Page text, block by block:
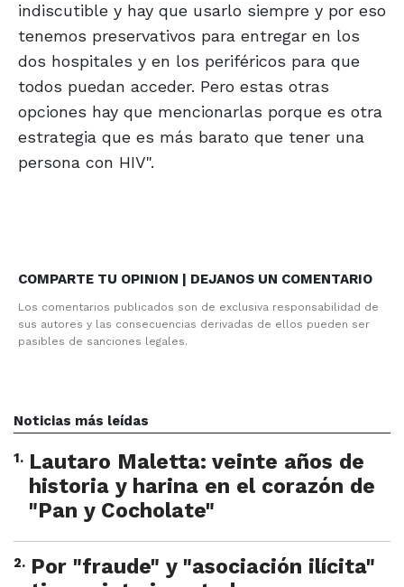
indiscutible y hay que usarlo siempre y por eso
tenemos preservativos para entregar en los
dos hospitales y en los periféricos para que
todos puedan acceder. Pero estas otras
opciones hay que mencionarlas porque es otra
estrategia que es más barato que tener una
persona con HIV".
COMPARTE TU OPINION | DEJANOS UN COMENTARIO
Los comentarios publicados son de exclusiva responsabilidad de
sus autores y las consecuencias derivadas de ellos pueden ser
pasibles de sanciones legales.
Noticias más leídas
1. Lautaro Maletta: veinte años de
historia y harina en el corazón de
"Pan y Cocholate"
2. Por "fraude" y "asociación ilícita"